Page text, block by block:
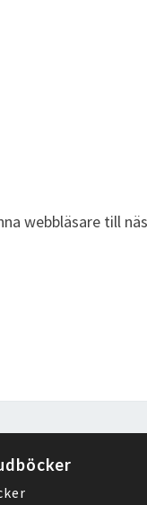
webbläsare till